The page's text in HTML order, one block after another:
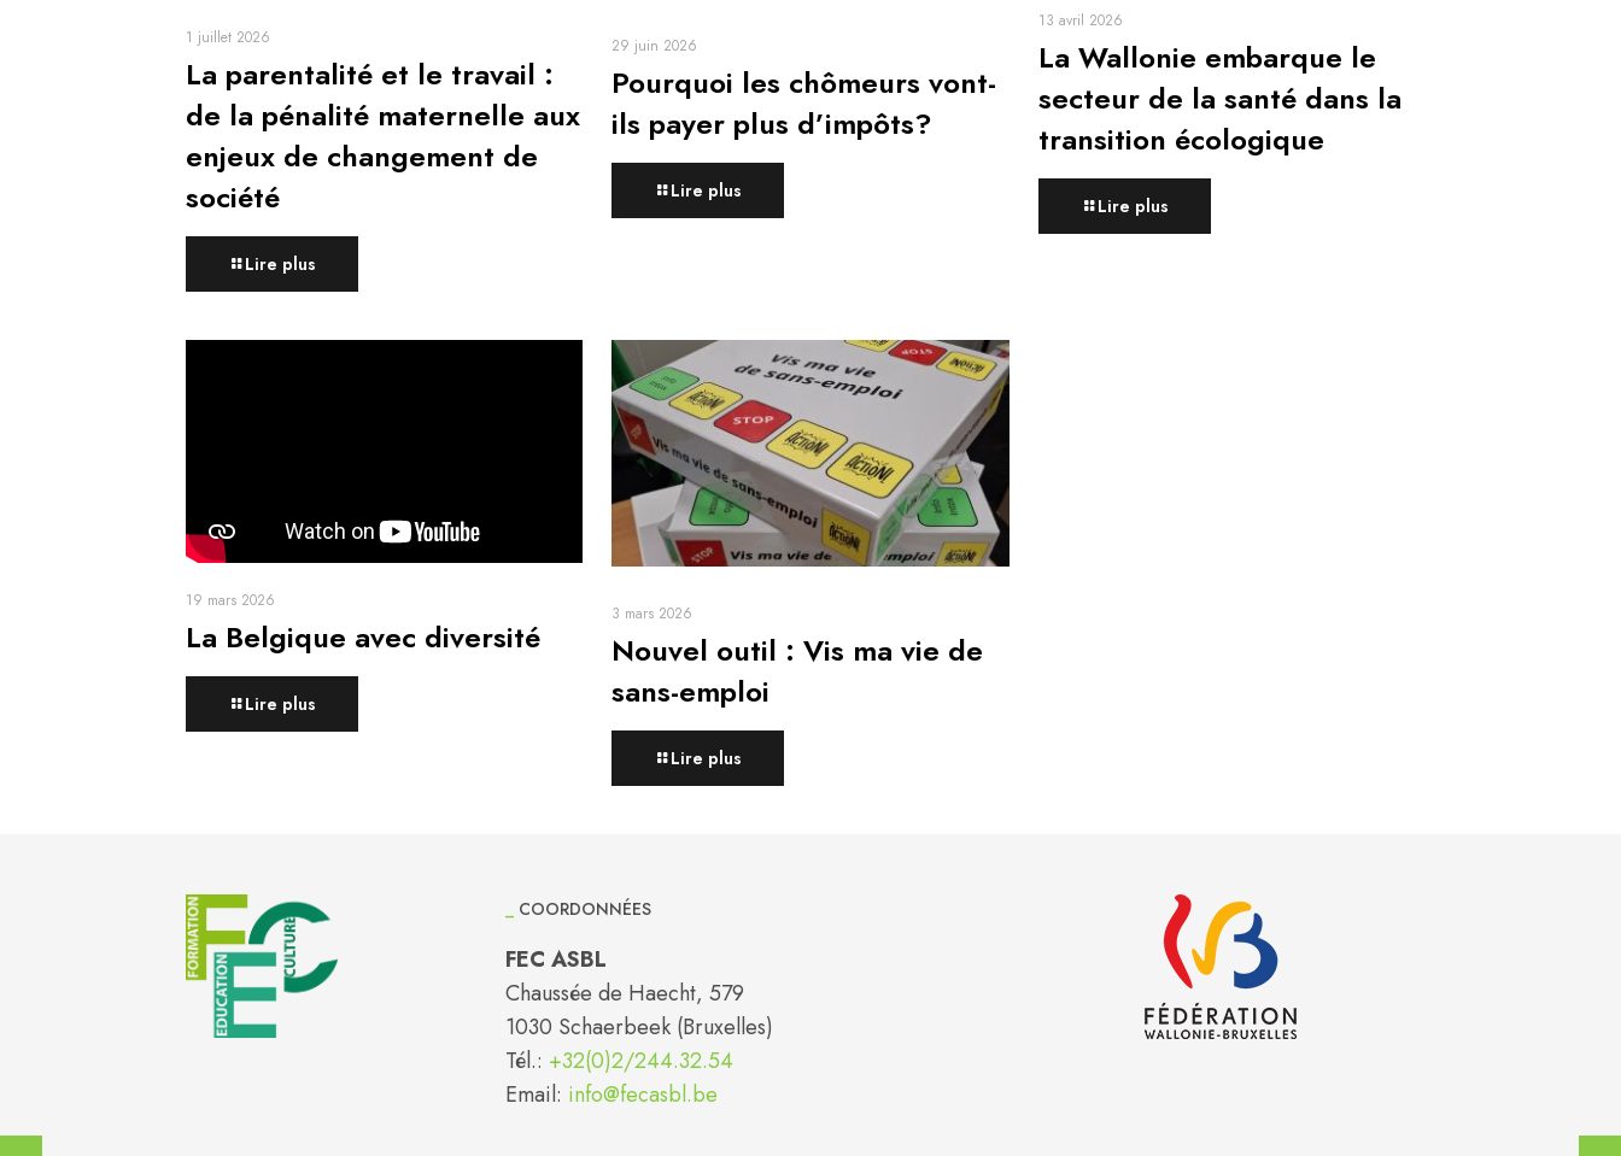
1 juillet 2026
La parentalité et le travail :
de la pénalité maternelle aux
enjeux de changement de
société
Lire plus
29 juin 2026
Pourquoi les chômeurs vont-
ils payer plus d’impôts?
Lire plus
13 avril 2026
La Wallonie embarque le
secteur de la santé dans la
transition écologique
Lire plus
19 mars 2026
La Belgique avec diversité
Lire plus
3 mars 2026
Nouvel outil : Vis ma vie de
sans-emploi
Lire plus
COORDONNÉES
FEC ASBL
Chaussée de Haecht, 579
1030 Schaerbeek (Bruxelles)
Tél.: +32(0)2/244.32.54
Email: info@fecasbl.be